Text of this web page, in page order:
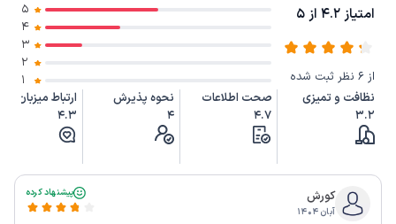
امتیاز 4.2 از 5
از 6 نظر ثبت شده
5
4
3
2
1
نظافت و تمیزی
3.2
صحت اطلاعات
4.7
نحوه پذیرش
4
ارتباط میزبان
4.3
کورش
آبان ۱۴۰۴
پیشنهاد کرده